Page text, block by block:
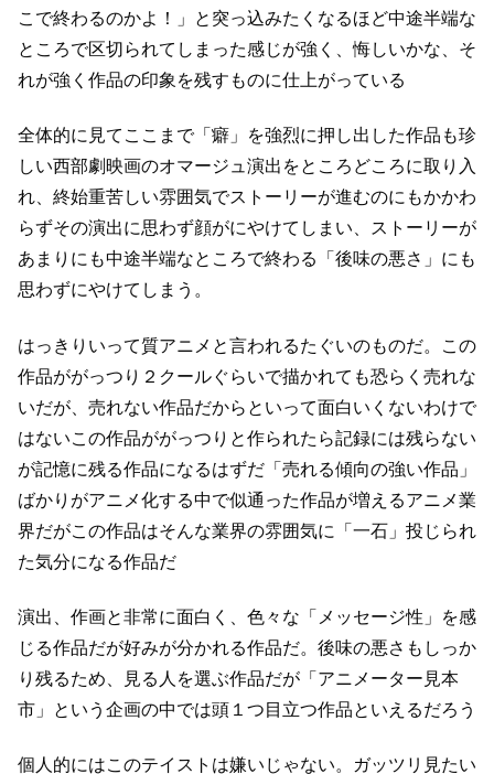
こで終わるのかよ！」と突っ込みたくなるほど中途半端な
ところで区切られてしまった感じが強く、悔しいかな、そ
れが強く作品の印象を残すものに仕上がっている
全体的に見てここまで「癖」を強烈に押し出した作品も珍
しい西部劇映画のオマージュ演出をところどころに取り入
れ、 終始重苦しい雰囲気でストーリーが進むのにもかかわ
らずその演出に思わず顔がにやけてしまい、
ストーリーが
あまりにも中途半端なところで終わる「後味の悪さ」にも
思わずにやけてしまう。
はっきりいって質アニメと言われるたぐいのものだ。
この
作品ががっつり２クールぐらいで描かれても恐らく売れな
いだが、売れない作品だからといって面白いくないわけで
はないこの作品ががっつりと作られたら記録には残らない
が記憶に残る作品になるはずだ 「売れる傾向の強い作品」
ばかりがアニメ化する中で似通った作品が増えるアニメ業
界だがこの作品はそんな業界の雰囲気に「一石」投じられ
た気分になる作品だ
演出、作画と非常に面白く、色々な「メッセージ性」を感
じる作品だが好みが分かれる作品だ。 後味の悪さもしっか
り残るため、見る人を選ぶ作品だが 「アニメーター見本
市」という企画の中では頭１つ目立つ作品といえるだろう
個人的にはこのテイストは嫌いじゃない。 ガッツリ見たい